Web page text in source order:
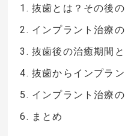
1. 抜歯とは？その後
2. インプラント治療
3. 抜歯後の治癒期間
4. 抜歯からインプラ
5. インプラント治療
6. まとめ